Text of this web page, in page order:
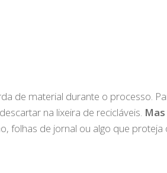
de material durante o processo.
na lixeira de recicláveis.
folhas de jornal ou algo que proteja